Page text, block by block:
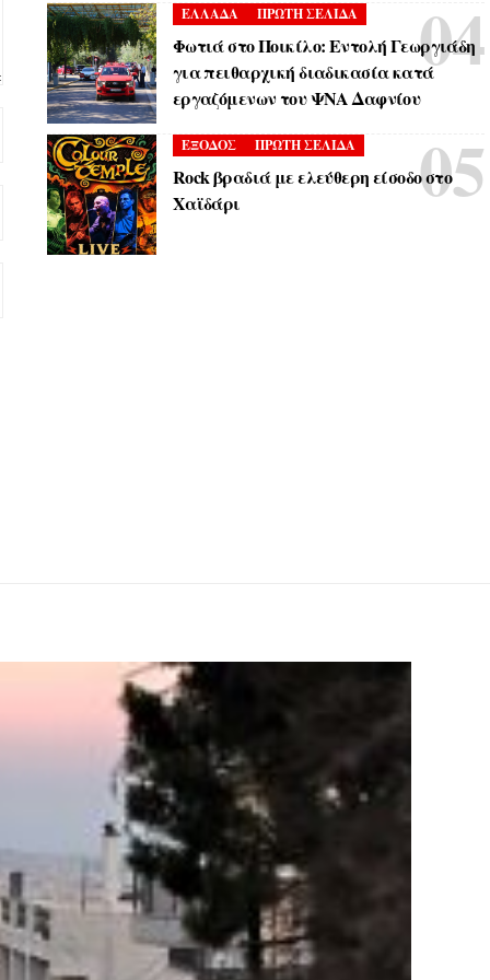
ΕΛΛΑΔΑ ΠΡΩΤΗ ΣΕΛΙΔΑ
Φωτιά στο Ποικίλο: Εντολή Γεωργιάδη
για πειθαρχική διαδικασία κατά
εργαζόμενων του ΨΝΑ Δαφνίου
ΕΞΟΔΟΣ ΠΡΩΤΗ ΣΕΛΙΔΑ
Rock βραδιά με ελεύθερη είσοδο στο
Χαϊδάρι